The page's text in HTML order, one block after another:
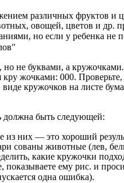
различных фруктов
овощей, цветов и др.
но если у ребенка не
не буквами, а
жочками: 000.
кружочков на листе
должна быть следующей:
них — это хороший
сованы животные (лев,
какие кружочки
показываете ему рис. и
одна ошибка).